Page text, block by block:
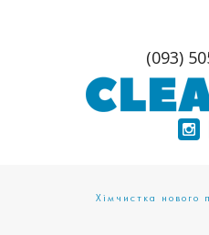
(093)
Хімчистка нового